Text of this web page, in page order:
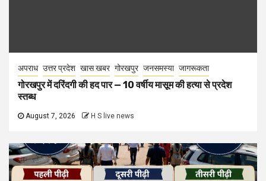
अपराध उत्तर प्रदेश खास खबर गोरखपुर जनसमस्या जागरूकता
गोरखपुर में दरिंदगी की हद पार — 10 वर्षीय मासूम की हत्या से प्रदेश
स्तब्ध
August 7, 2026 H S live news